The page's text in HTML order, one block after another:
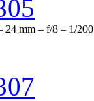
24 mm – f/8 – 1/200